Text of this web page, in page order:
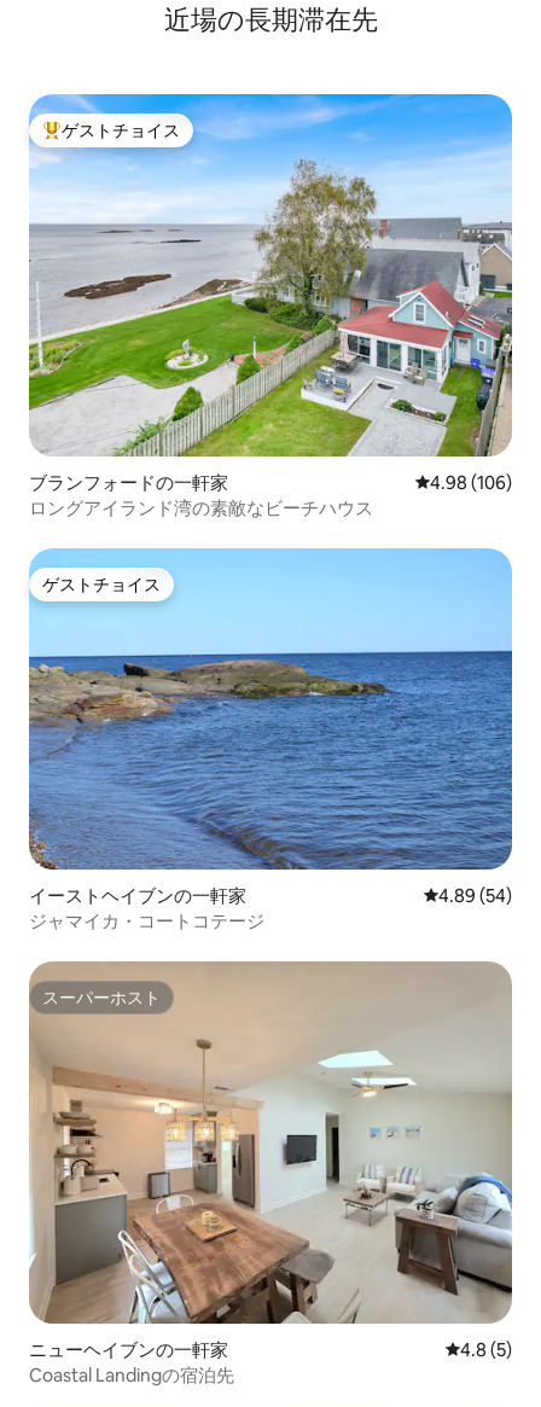
近場の長期滞在先
大好評のゲストチョイスです。
ゲストチョイス
ブランフォードの一軒家 レビュー106
4.98 (106)
ロングアイランド湾の素敵なビーチハウス
ゲストチョイス
ゲストチョイス
イーストヘイブンの一軒家 レビュー54
4.89 (54)
ジャマイカ・コートコテージ
スーパーホスト
スーパーホスト
ニューヘイブンの一軒家 レビュー5
4.8 (5)
Coastal Landingの宿泊先